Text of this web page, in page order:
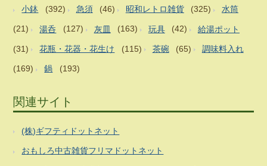
小鉢 (392) 急須 (46) 昭和レトロ雑貨 (325) 水筒
(21) 湯呑 (127) 灰皿 (163) 玩具 (42) 給湯ポット
(31) 花瓶・花器・花生け (115) 茶碗 (65) 調味料入れ
(169) 鍋 (193)
関連サイト
(株)ギフティドットネット
おもしろ中古雑貨フリマドットネット